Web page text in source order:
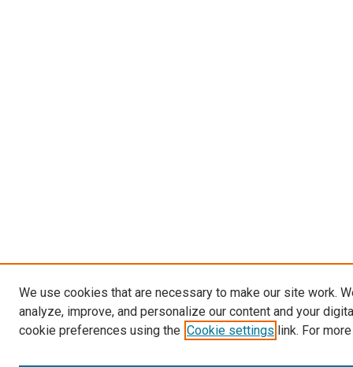
We use cookies that are necessary to make our site work.
analyze, improve, and personalize our content and your
cookie preferences using the Cookie settings link. For